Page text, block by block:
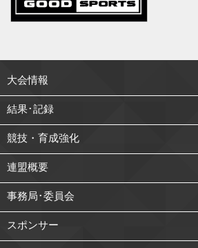
大会情報
結果･記録
競技・育成強化
連盟概要
事務局･委員会
スポンサー